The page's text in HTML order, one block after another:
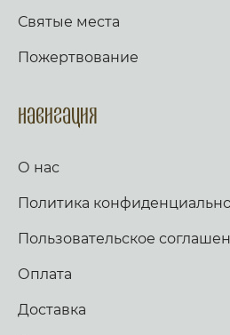
Святые места
Пожертвование
Навигация
О нас
Политика
Пользовательское
Оплата
Доставка